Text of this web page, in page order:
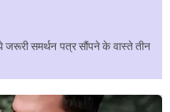
जरूरी समर्थन पत्र सौंपने के वास्ते तीन